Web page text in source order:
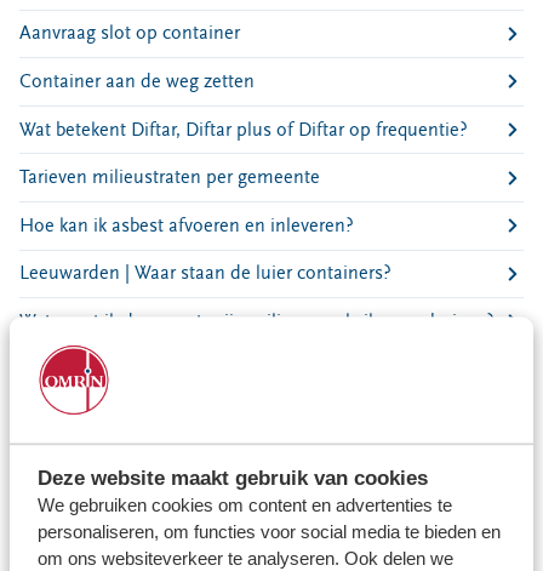
Deze website maakt gebruik van cookies
We gebruiken cookies om content en advertenties te
personaliseren, om functies voor social media te bieden en
om ons websiteverkeer te analyseren. Ook delen we
Storing, klacht of vraag
Klantenservice SYP
VeeIgestelde vragen
Locaties
Werken bij
Voor gemeenten
Voor leveranciers en bezoekers
Aanvraag slot op container
Container aan de weg zetten
Wat betekent Diftar, Diftar plus of Diftar op frequentie?
Tarieven milieustraten per gemeente
Hoe kan ik asbest afvoeren en inleveren?
Leeuwarden | Waar staan de luier containers?
Wat moet ik doen met mijn milieupas als ik ga verhuizen?
Wanneer zijn de takkenroutes of extra gft-routes?
Wat gebeurt er met mijn restafval?
Hoe kan ik zien of mijn aanmelding voor het ophalen van
afval goed is ontvangen?
Waar kan ik mijn kerstboom inleveren?